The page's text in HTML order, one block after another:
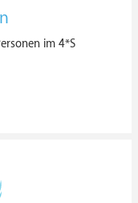
im 4*S